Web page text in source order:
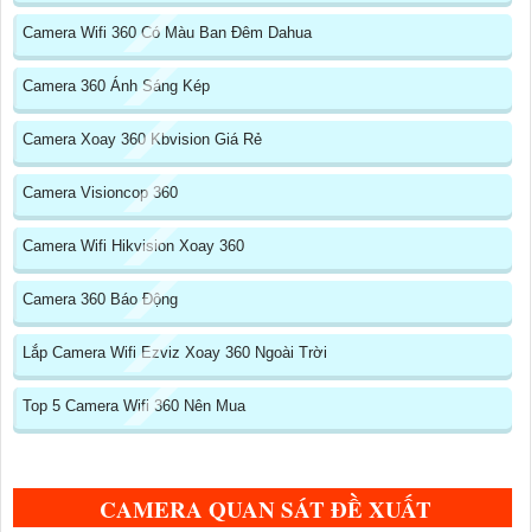
Camera Wifi 360 Có Màu Ban Đêm Dahua
Camera 360 Ánh Sáng Kép
Camera Xoay 360 Kbvision Giá Rẻ
Camera Visioncop 360
Camera Wifi Hikvision Xoay 360
Camera 360 Báo Động
Lắp Camera Wifi Ezviz Xoay 360 Ngoài Trời
Top 5 Camera Wifi 360 Nên Mua
CAMERA QUAN SÁT ĐỀ XUẤT